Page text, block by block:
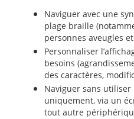
Naviguer avec une
plage braille
personnes aveugles
Personnaliser
besoins
des caractères,
Naviguer sans utiliser
uniquement, via un
tout autre